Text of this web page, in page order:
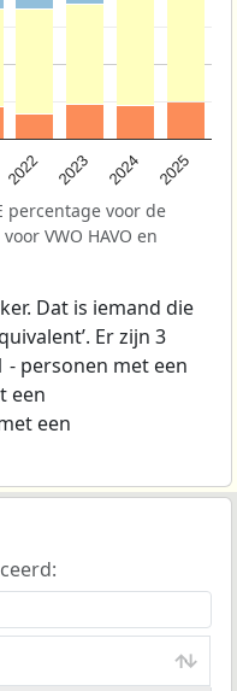
2022 2023 2024 2025
percentage voor de
VWO HAVO en
Dat is iemand die
Er zijn 3
- personen met een
een
een